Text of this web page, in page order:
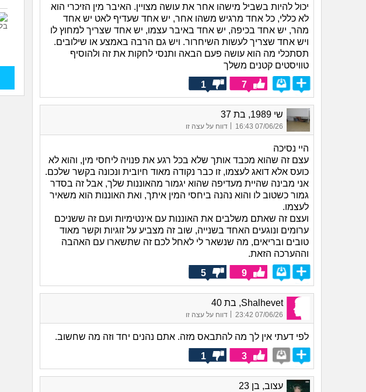
יכול להיות בשביל מישהו אחר את עושה מצויין. האיבר מין הזיכרי הוא
לא כללי, כל אחד מרגיש משהו אחר, יש אחד שעדיף לאט יש אחד
מהר, יש אחד בכיפה, יש אחד באיבר עצמו, יש אחד שצריך למחוץ לו
ויש אחד שצריך לעשות השיחרור. ויש גם הרבה באמצע או שילובים.
תסתכלי מה הוא עושה פעם הבאה ותנסי לחקות את זה ולהוסיף
טוויסטים קטנים משלך
7
1
שי 1989, בת 37
07/06/26 16:43 דווח על עצה זו
היי נסיכה
עצם זה שהוא מכבד אותך שלא בכל רגע את פנויה ליחסי מין, והוא לא
כועס אלא דואג לעצמו, זו כבר נקודה מאוד חיובית ונכונה בקשר שלכם.
אני מבינה שהיית מעדיפה שהוא יגמור מהאוננות שלך, אבל זה בסדר
גמור כשטוב לו והוא נהנה ביחסי המין איתך, ואת האוננות הוא משאיר
לעצמו.
ועצם זה שאתם משלבים את האוננות עם אינטימיות ועם זה ששניכם
ערומים ונוגעים האחד בשנייה, שוב זה מצביע על זוגיות וקשר מאוד
טובים ובריאים, מה שנשאר לי לאחל לכם זה שתשארו עם האהבה
וההערכה הזאת.
9
5
Shalhevet, בת 40
07/06/26 23:42 דווח על עצה זו
לפי דעתי אין לך מה להתבאס מזה. אתם נהנים יחד וזה מה שחשוב.
3
1
עצוב, בן 23